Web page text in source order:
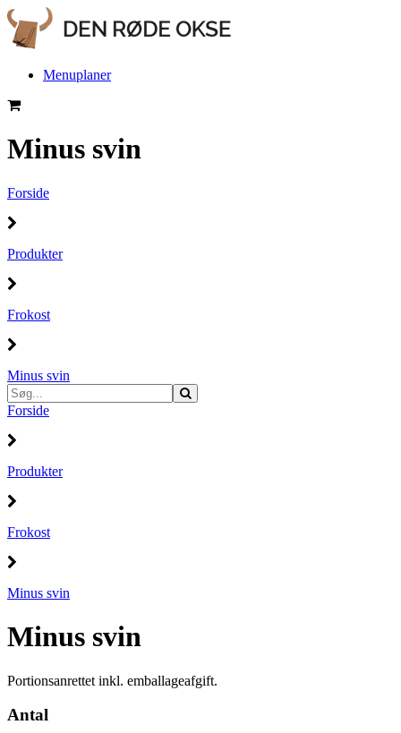
Menuplaner
Minus svin
Forside
Produkter
Frokost
Minus svin
Forside
Produkter
Frokost
Minus svin
Minus svin
Portionsanrettet inkl. emballageafgift.
Antal